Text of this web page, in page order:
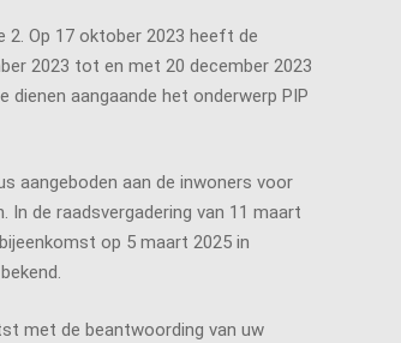
2. Op 17 oktober 2023 heeft de
2023 tot en met 20 december 2023
dienen aangaande het onderwerp PIP
aangeboden aan de inwoners voor
de raadsvergadering van 11 maart
op 5 maart 2025 in
met de beantwoording van uw